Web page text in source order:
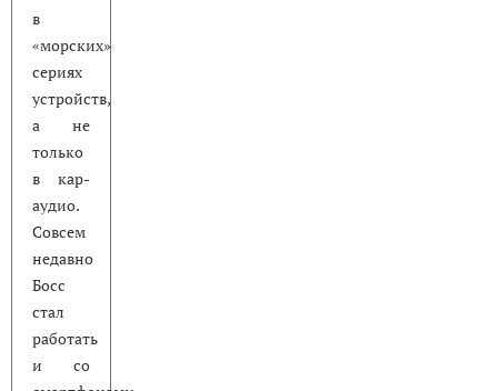
в
«морских»
сериях
устройств,
а не
только
в кар-
аудио.
Совсем
недавно
Босс
стал
работать
и со